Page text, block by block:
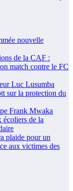
nouvelle
de la CAF :
match contre le FC
Luc Lusumba
sur la protection du
Frank Mwaka
écoliers de la
plaide pour un
aux victimes des